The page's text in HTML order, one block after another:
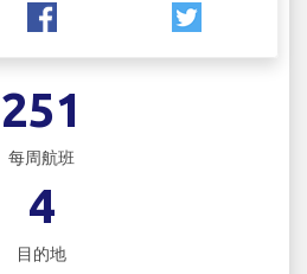
251
每周航班
4
目的地